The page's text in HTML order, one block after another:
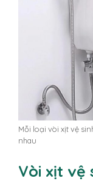
Mỗi loại vòi xịt vệ
nhau
Vòi xịt vệ